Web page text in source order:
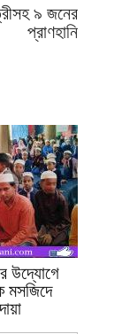
৯ জনের
প্রাণহানি
উদ্যোগে
মসজিদে